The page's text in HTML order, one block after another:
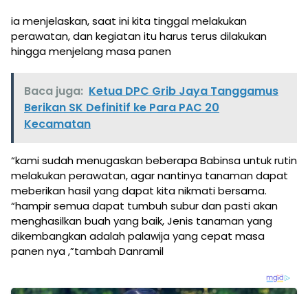
ia menjelaskan, saat ini kita tinggal melakukan
perawatan, dan kegiatan itu harus terus dilakukan
hingga menjelang masa panen
Baca juga: Ketua DPC Grib Jaya Tanggamus
Berikan SK Definitif ke Para PAC 20
Kecamatan
“kami sudah menugaskan beberapa Babinsa untuk rutin
melakukan perawatan, agar nantinya tanaman dapat
meberikan hasil yang dapat kita nikmati bersama.
“hampir semua dapat tumbuh subur dan pasti akan
menghasilkan buah yang baik, Jenis tanaman yang
dikembangkan adalah palawija yang cepat masa
panen nya ,”tambah Danramil